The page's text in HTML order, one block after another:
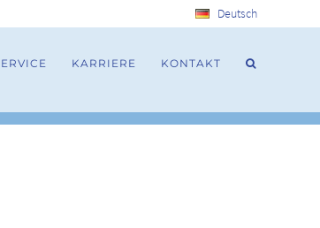
Deutsch
KARRIERE KONTAKT